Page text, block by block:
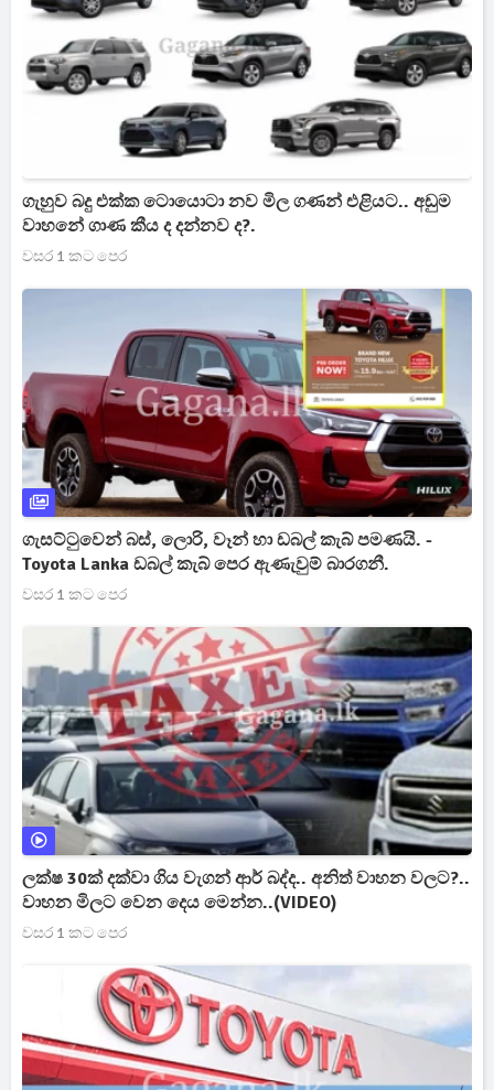
ගැහුව බදු එක්ක ටොයොටා නව මිල ගණන් එළියට.. අඩුම
වාහනේ ගාණ කීය ද දන්නව ද?.
වසර 1 කට පෙර
ගැසට්ටුවෙන් බස්, ලොරි, වෑන් හා ඩබල් කැබ් පමණයි. -
Toyota Lanka ඩබල් කැබ් පෙර ඇණැවුම් බාරගනී.
වසර 1 කට පෙර
ලක්ෂ 30ක් දක්වා ගිය වැගන් ආර් බද්ද.. අනිත් වාහන වලට?..
වාහන මිලට වෙන දෙය මෙන්න..(VIDEO)
වසර 1 කට පෙර